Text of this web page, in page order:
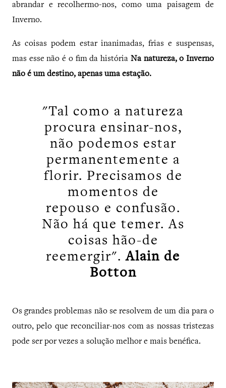
abrandar e recolhermo-nos, como uma paisagem de
Inverno.
As coisas podem estar inanimadas, frias e suspensas,
mas esse não é o fim da história Na natureza, o Inverno
não é um destino, apenas uma estação.
"Tal como a natureza
procura ensinar-nos,
não podemos estar
permanentemente a
florir. Precisamos de
momentos de
repouso e confusão.
Não há que temer. As
coisas hão-de
reemergir".Alain de
Botton
Os grandes problemas não se resolvem de um dia para o
outro, pelo que reconciliar-nos com as nossas tristezas
pode ser por vezes a solução melhor e mais benéfica.